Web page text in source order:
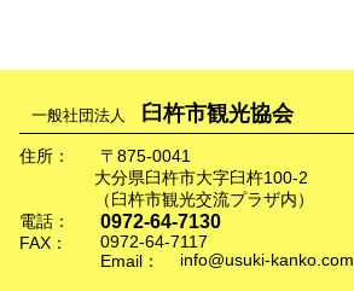
一般社団法人 臼杵市観光協会
住所：
〒875-0041
大分県臼杵市大字臼杵100-2
（臼杵市観光交流プラザ内）
電話：
0972-64-7130
FAX：
0972-64-7117
Email：
info@usuki-kanko.com